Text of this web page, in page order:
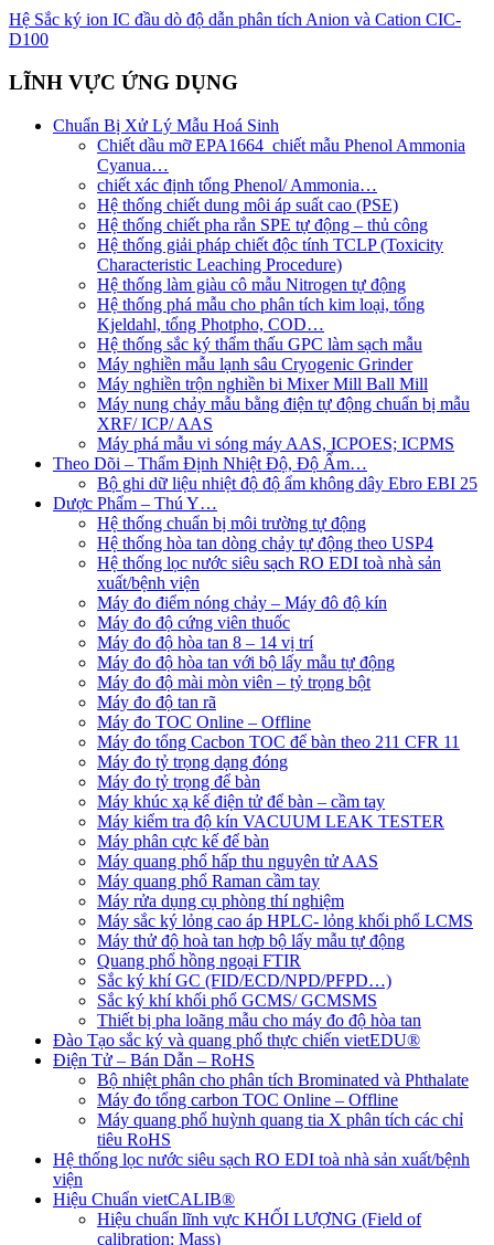
Hệ Sắc ký ion IC đầu dò độ dẫn phân tích Anion và Cation CIC-
D100
LĨNH VỰC ỨNG DỤNG
Chuẩn Bị Xử Lý Mẫu Hoá Sinh
Chiết dầu mỡ EPA1664_chiết mẫu Phenol Ammonia
Cyanua…
chiết xác định tổng Phenol/ Ammonia…
Hệ thống chiết dung môi áp suất cao (PSE)
Hệ thống chiết pha rắn SPE tự động – thủ công
Hệ thống giải pháp chiết độc tính TCLP (Toxicity
Characteristic Leaching Procedure)
Hệ thống làm giàu cô mẫu Nitrogen tự động
Hệ thống phá mẫu cho phân tích kim loại, tổng
Kjeldahl, tổng Photpho, COD…
Hệ thống sắc ký thẩm thấu GPC làm sạch mẫu
Máy nghiền mẫu lạnh sâu Cryogenic Grinder
Máy nghiền trộn nghiền bi Mixer Mill Ball Mill
Máy nung chảy mẫu bằng điện tự động chuẩn bị mẫu
XRF/ ICP/ AAS
Máy phá mẫu vi sóng máy AAS, ICPOES; ICPMS
Theo Dõi – Thẩm Định Nhiệt Độ, Độ Ẩm…
Bộ ghi dữ liệu nhiệt độ độ ẩm không dây Ebro EBI 25
Dược Phẩm – Thú Y…
Hệ thống chuẩn bị môi trường tự động
Hệ thống hòa tan dòng chảy tự động theo USP4
Hệ thống lọc nước siêu sạch RO EDI​​ toà nhà sản
xuất/bệnh viện
Máy đo điểm nóng chảy – Máy đô độ kín
Máy đo độ cứng viên thuốc
Máy đo độ hòa tan 8 – 14 vị trí
Máy đo độ hòa tan với bộ lấy mẫu tự động
Máy đo độ mài mòn viên – tỷ trọng bột
Máy đo độ tan rã
Máy đo TOC Online – Offline
Máy đo tổng Cacbon TOC để bàn theo 211 CFR 11
Máy đo tỷ trọng dạng đóng
Máy đo tỷ trọng để bàn
Máy khúc xạ kế điện tử để bàn – cầm tay
Máy kiểm tra độ kín VACUUM LEAK TESTER
Máy phân cực kế để bàn
Máy quang phổ hấp thu nguyên tử AAS
Máy quang phổ Raman cầm tay
Máy rửa dụng cụ phòng thí nghiệm
Máy sắc ký lỏng cao áp HPLC- lỏng khối phổ LCMS
Máy thử độ hoà tan hợp bộ lấy mẫu tự động
Quang phổ hồng ngoại FTIR
Sắc ký khí GC (FID/ECD/NPD/PFPD…)
Sắc ký khí khối phổ GCMS/ GCMSMS
Thiết bị pha loãng mẫu cho máy đo độ hòa tan
Đào Tạo sắc ký và quang phổ thực chiến vietEDU®
Điện Tử – Bán Dẫn – RoHS
Bộ nhiệt phân cho phân tích Brominated và Phthalate
Máy đo tổng carbon TOC Online – Offline
Máy quang phổ huỳnh quang tia X phân tích các chỉ
tiêu RoHS
Hệ thống lọc nước siêu sạch RO EDI​​ toà nhà sản xuất/bệnh
viện
Hiệu Chuẩn vietCALIB®
Hiệu chuẩn lĩnh vực KHỐI LƯỢNG (Field of
calibration: Mass)